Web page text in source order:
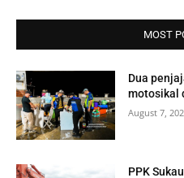
MOST
Dua
motosikal
August 7,
PPK